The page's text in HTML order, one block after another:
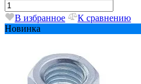
В избранное
К сравнению
Новинка